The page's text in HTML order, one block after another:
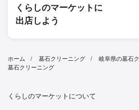
くらしのマーケットに
出店しよう
ホーム 墓石クリーニング 岐阜県の墓石
墓石クリーニング
くらしのマーケットについて